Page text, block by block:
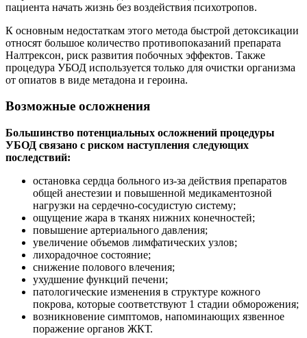
пациента начать жизнь без воздействия психотропов.
К основным недостаткам этого метода быстрой детоксикации
относят большое количество противопоказаний препарата
Налтрексон, риск развития побочных эффектов. Также
процедура УБОД используется только для очистки организма
от опиатов в виде метадона и героина.
Возможные осложнения
Большинство потенциальных осложнений процедуры
УБОД связано с риском наступления следующих
последствий:
остановка сердца больного из-за действия препаратов
общей анестезии и повышенной медикаментозной
нагрузки на сердечно-сосудистую систему;
ощущение жара в тканях нижних конечностей;
повышение артериального давления;
увеличение объемов лимфатических узлов;
лихорадочное состояние;
снижение полового влечения;
ухудшение функций печени;
патологические изменения в структуре кожного
покрова, которые соответствуют 1 стадии обморожения;
возникновение симптомов, напоминающих язвенное
поражение органов ЖКТ.